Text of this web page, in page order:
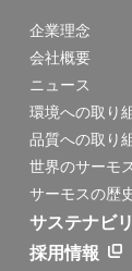
企業理念
会社概要
ニュース
環境への取り
品質への取り
世界のサーモ
サーモスの歴
サステナビ
採用情報